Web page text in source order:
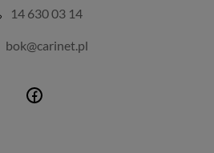
14 630 03 14
bok@carinet.pl